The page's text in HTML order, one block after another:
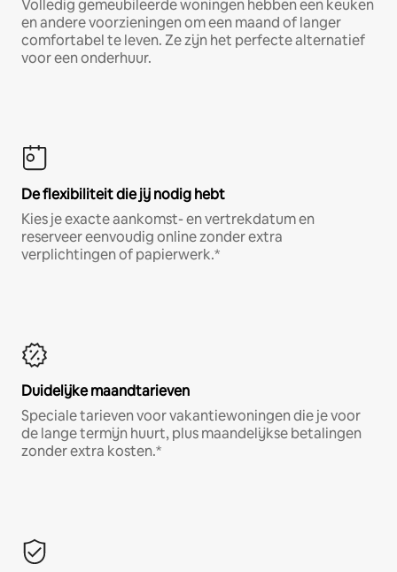
Volledig gemeubileerde woningen hebben een keuken
en andere voorzieningen om een maand of langer
comfortabel te leven. Ze zijn het perfecte alternatief
voor een onderhuur.
De flexibiliteit die jij nodig hebt
Kies je exacte aankomst- en vertrekdatum en
reserveer eenvoudig online zonder extra
verplichtingen of papierwerk.*
Duidelijke maandtarieven
Speciale tarieven voor vakantiewoningen die je voor
de lange termijn huurt, plus maandelijkse betalingen
zonder extra kosten.*